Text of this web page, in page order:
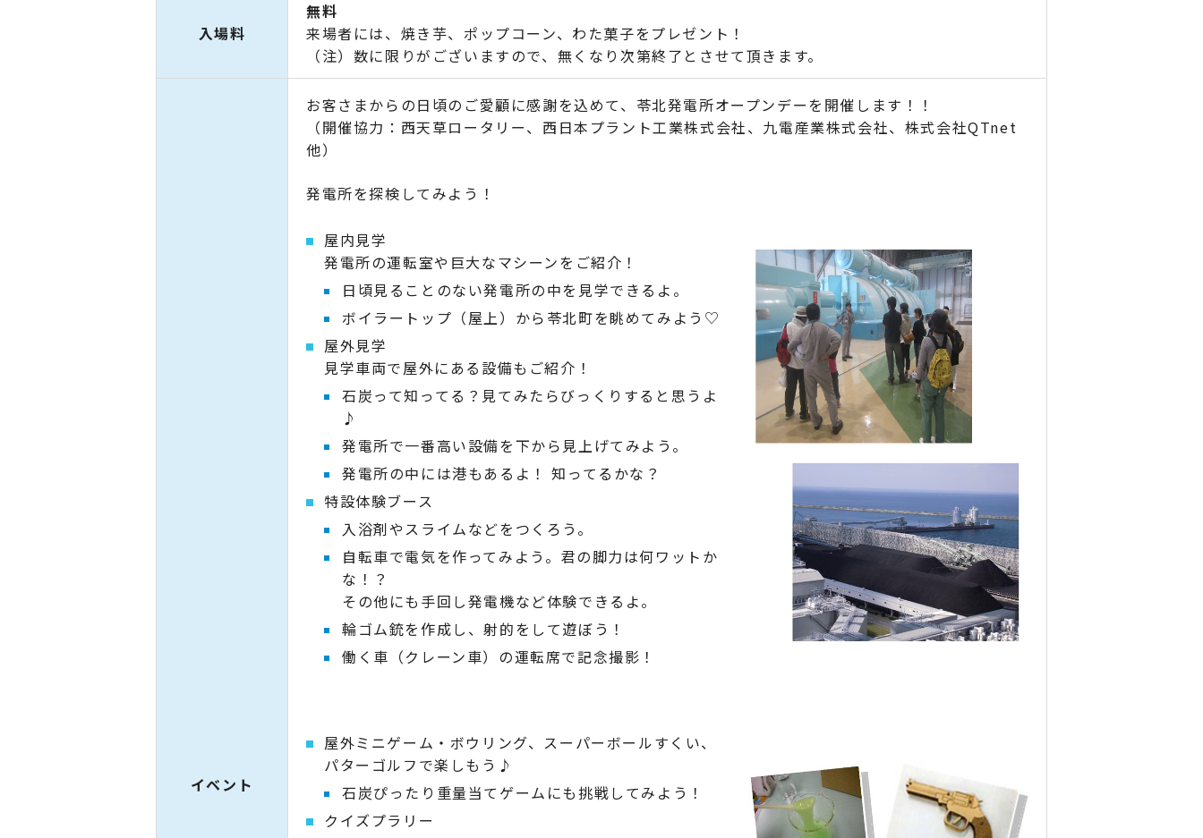
入場料
無料
来場者には、焼き芋、ポップコーン、わた菓子をプレゼント！
（注）数に限りがございますので、無くなり次第終了とさせて頂きます。
イベント
お客さまからの日頃のご愛顧に感謝を込めて、苓北発電所オープンデーを開催します！！
（開催協力：西天草ロータリー、西日本プラント工業株式会社、九電産業株式会社、株式会社QTnet
他）
発電所を探検してみよう！
屋内見学
発電所の運転室や巨大なマシーンをご紹介！
日頃見ることのない発電所の中を見学できるよ。
ボイラートップ（屋上）から苓北町を眺めてみよう♡
屋外見学
見学車両で屋外にある設備もご紹介！
石炭って知ってる？見てみたらびっくりすると思うよ
♪
発電所で一番高い設備を下から見上げてみよう。
発電所の中には港もあるよ！ 知ってるかな？
特設体験ブース
入浴剤やスライムなどをつくろう。
自転車で電気を作ってみよう。君の脚力は何ワットか
な！？
その他にも手回し発電機など体験できるよ。
輪ゴム銃を作成し、射的をして遊ぼう！
働く車（クレーン車）の運転席で記念撮影！
屋外ミニゲーム・ボウリング、スーパーボールすくい、
パターゴルフで楽しもう♪
石炭ぴったり重量当てゲームにも挑戦してみよう！
クイズプラリー